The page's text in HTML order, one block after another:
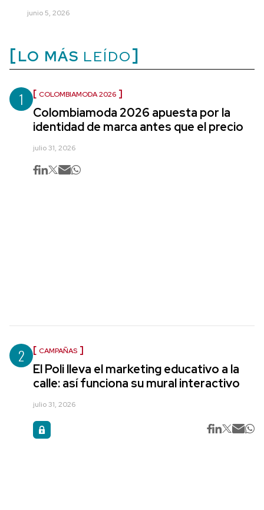
junio 5, 2026
LO MÁS LEÍDO
1 COLOMBIAMODA 2026
Colombiamoda 2026 apuesta por la
identidad de marca antes que el precio
julio 31, 2026
2 CAMPAÑAS
El Poli lleva el marketing educativo a la
calle: así funciona su mural interactivo
julio 31, 2026